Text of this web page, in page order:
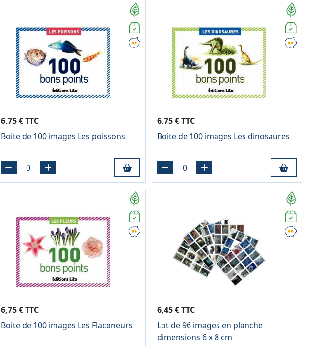
6,75 € TTC
Boite de 100 images Les poissons
6,75 € TTC
Boite de 100 images Les dinosaures
6,75 € TTC
Boite de 100 images Les Flaconeurs
6,45 € TTC
Lot de 96 images en planche
dimensions 6 x 8 cm